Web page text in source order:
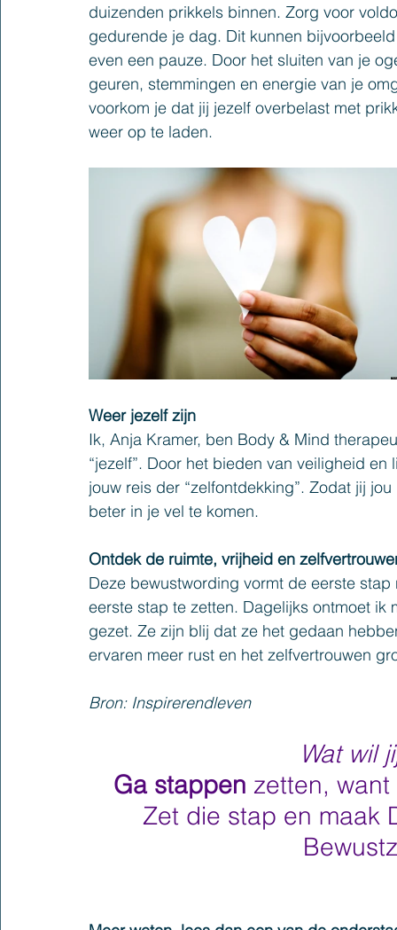
duizenden prikkels binnen. Zorg voor
gedurende je dag. Dit kunnen
even een pauze. Door het sluiten van je
geuren, stemmingen en energie van je
voorkom je dat jij jezelf overbelast met
weer op te laden.
Weer jezelf zijn
Ik, Anja Kramer, ben Body & Mind
“jezelf”. Door het bieden van veiligheid
jouw reis der “zelfontdekking”. Zodat jij
beter in je vel te komen.
Ontdek de ruimte, vrijheid en
Deze bewustwording vormt de eerste
eerste stap te zetten. Dagelijks ontmoet
gezet. Ze zijn blij dat ze het gedaan
ervaren meer rust en het zelfvertrouwen
Bron: Inspirerendleven
Wat wil
Ga stappen zetten,
Zet die stap en maak